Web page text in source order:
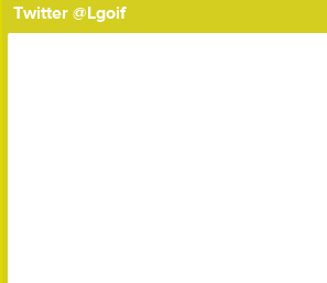
Twitter @Lgoif